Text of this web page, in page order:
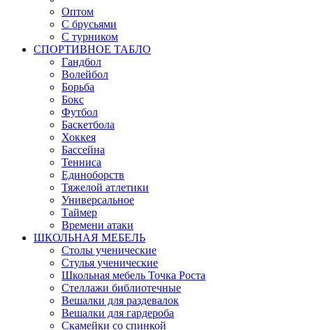
Оптом
С брусьями
С турником
СПОРТИВНОЕ ТАБЛО
Гандбол
Волейбол
Борьба
Бокс
Футбол
Баскетбола
Хоккея
Бассейна
Тенниса
Единоборств
Тяжелой атлетики
Универсальное
Таймер
Времени атаки
ШКОЛЬНАЯ МЕБЕЛЬ
Столы ученические
Стулья ученические
Школьная мебель Точка Роста
Стеллажи библиотечные
Вешалки для раздевалок
Вешалки для гардероба
Скамейки со спинкой